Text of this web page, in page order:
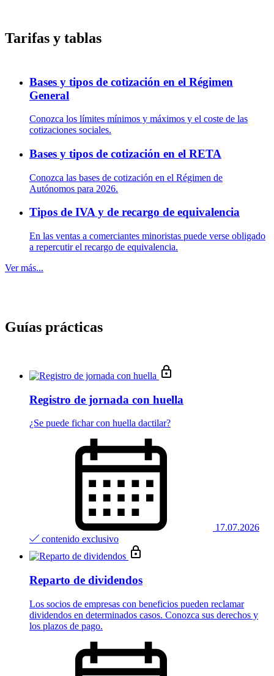
Tarifas y tablas
Bases y tipos de cotización en el Régimen
General
Conozca los límites mínimos y máximos y el coste de las
cotizaciones sociales.
Bases y tipos de cotización en el RETA
Conozca las bases de cotización en el Régimen de
Autónomos para 2026.
Tipos de IVA y de recargo de equivalencia
En las ventas a comerciantes minoristas puede verse obligado
a repercutir el recargo de equivalencia.
Ver más...
Guías prácticas
Registro de jornada con huella
¿Se puede fichar con huella dactilar?
17.07.2026
contenido exclusivo
Reparto de dividendos
Los socios de empresas con beneficios pueden reclamar
dividendos en determinados casos. Conozca sus derechos y
los plazos de pago.